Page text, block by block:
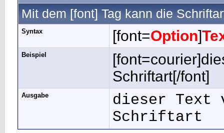
Mit dem [font] Tag kann die
Syntax [font=Option]
Beispiel
Schriftart[/font]
Ausgabe
dieser Text
Schriftart